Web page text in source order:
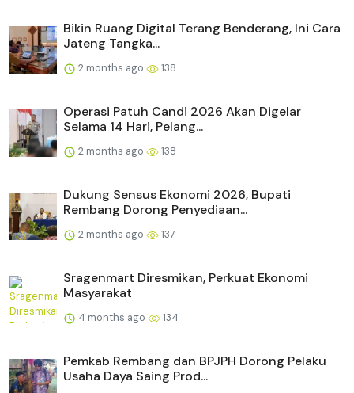
Bikin Ruang Digital Terang Benderang, Ini Cara
Jateng Tangka...
2 months ago 138
Operasi Patuh Candi 2026 Akan Digelar
Selama 14 Hari, Pelang...
2 months ago 138
Dukung Sensus Ekonomi 2026, Bupati
Rembang Dorong Penyediaan...
2 months ago 137
Sragenmart Diresmikan, Perkuat Ekonomi
Masyarakat
4 months ago 134
Pemkab Rembang dan BPJPH Dorong Pelaku
Usaha Daya Saing Prod...